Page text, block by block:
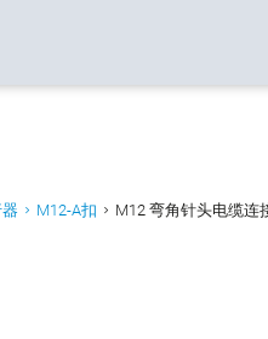
M12-A扣 M12 弯角针头电缆连